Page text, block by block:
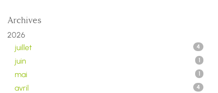
Archives
2026
juillet
4
juin 1
mai 1
avril 4